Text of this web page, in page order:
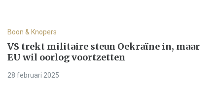
Boon & Knopers
VS trekt militaire steun Oekraïne in, maar
EU wil oorlog voortzetten
28 februari 2025